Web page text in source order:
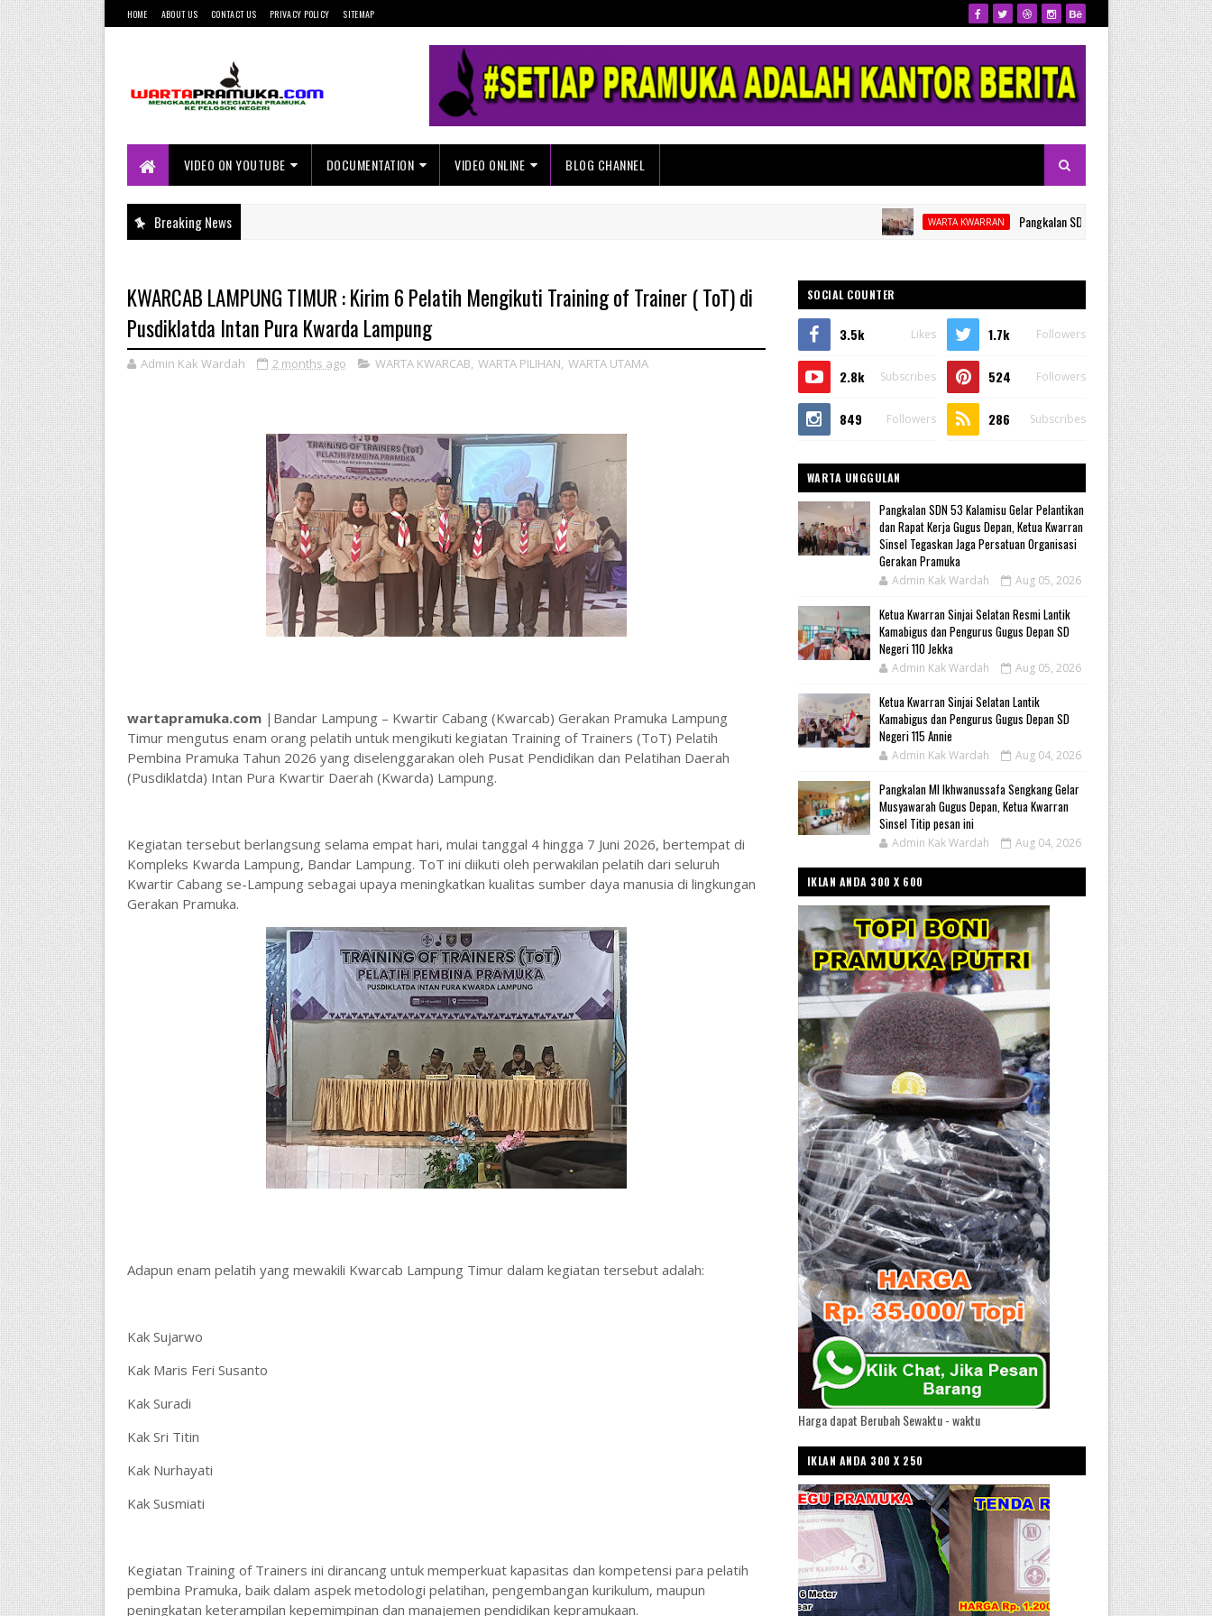
HOME ABOUT US CONTACT US PRIVACY POLICY SITEMAP
Pelosok Negeri
VIDEO ON YOUTUBE
DOCUMENTATION VIDEO ONLINE BLOG CHANNEL
Breaking News WARTA KWARRAN Pangkalan SDN 53 Kalamisu Gelar Pelantikan dan
KWARCAB LAMPUNG TIMUR : Kirim 6 Pelatih Mengikuti Training of Trainer ( ToT) di
Pusdiklatda Intan Pura Kwarda Lampung
Admin Kak Wardah 2 months ago WARTA KWARCAB, WARTA PILIHAN, WARTA UTAMA
wartapramuka.com|Bandar Lampung – Kwartir Cabang (Kwarcab) Gerakan Pramuka Lampung
Timur mengutus enam orang pelatih untuk mengikuti kegiatan Training of Trainers (ToT) Pelatih
Pembina Pramuka Tahun 2026 yang diselenggarakan oleh Pusat Pendidikan dan Pelatihan Daerah
(Pusdiklatda) Intan Pura Kwartir Daerah (Kwarda) Lampung.
Kegiatan tersebut berlangsung selama empat hari, mulai tanggal 4 hingga 7 Juni 2026, bertempat di
Kompleks Kwarda Lampung, Bandar Lampung. ToT ini diikuti oleh perwakilan pelatih dari seluruh
Kwartir Cabang se-Lampung sebagai upaya meningkatkan kualitas sumber daya manusia di lingkungan
Gerakan Pramuka.
Adapun enam pelatih yang mewakili Kwarcab Lampung Timur dalam kegiatan tersebut adalah:
Kak Sujarwo
Kak Maris Feri Susanto
Kak Suradi
Kak Sri Titin
Kak Nurhayati
Kak Susmiati
Kegiatan Training of Trainers ini dirancang untuk memperkuat kapasitas dan kompetensi para pelatih
pembina Pramuka, baik dalam aspek metodologi pelatihan, pengembangan kurikulum, maupun
peningkatan keterampilan kepemimpinan dan manajemen pendidikan kepramukaan.
SOCIAL COUNTER
3.5k Likes 1.7k Followers
2.8k Subscribes 524 Followers
849 Followers 286 Subscribes
WARTA UNGGULAN
Pangkalan SDN 53 Kalamisu Gelar Pelantikan
dan Rapat Kerja Gugus Depan, Ketua Kwarran
Sinsel Tegaskan Jaga Persatuan Organisasi
Gerakan Pramuka
Admin Kak Wardah Aug 05, 2026
Ketua Kwarran Sinjai Selatan Resmi Lantik
Kamabigus dan Pengurus Gugus Depan SD
Negeri 110 Jekka
Admin Kak Wardah Aug 05, 2026
Ketua Kwarran Sinjai Selatan Lantik
Kamabigus dan Pengurus Gugus Depan SD
Negeri 115 Annie
Admin Kak Wardah Aug 04, 2026
Pangkalan MI Ikhwanussafa Sengkang Gelar
Musyawarah Gugus Depan, Ketua Kwarran
Sinsel Titip pesan ini
Admin Kak Wardah Aug 04, 2026
IKLAN ANDA 300 X 600
Harga dapat Berubah Sewaktu - waktu
IKLAN ANDA 300 X 250